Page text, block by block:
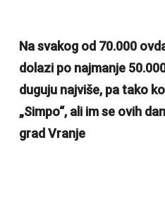
Na svakog od 70.000
dolazi po najmanje
duguju najviše, pa tako
„Simpo“, ali im se ovih
grad Vranje